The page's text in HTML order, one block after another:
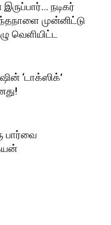
நடிகர்
முன்னிட்டு
வெளியிட்ட
‘டாக்ஸிக்’
பார்வை